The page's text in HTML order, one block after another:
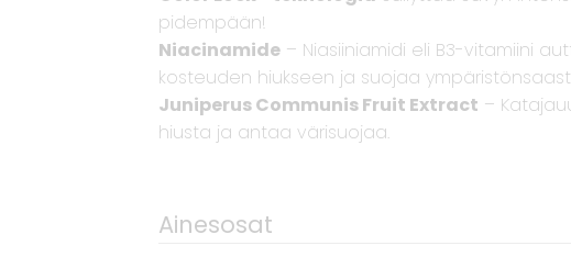
pidempään!
Niacinamide – Niasiiniamidi eli B3-vitamiini
kosteuden hiukseen ja suojaa
Juniperus Communis Fruit Extract –
hiusta ja antaa värisuojaa.
Ainesosat